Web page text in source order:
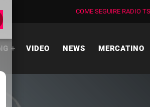
COME SEGUIRE RADIO
VIDEO NEWS MERCATINO